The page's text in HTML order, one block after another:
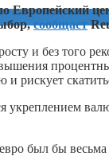
Европейский
сообщает
и без того
и рискует
был бы